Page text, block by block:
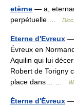
etèrne — a,
perpétuelle …
Eterne d'Evreux —
Évreux en
Aquilin qui lui
Robert de Torigny
place dans… …
Éterne d'Évreux —